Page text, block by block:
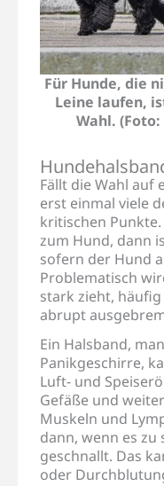
Für Hunde, die
Leine laufen,
Wahl.
Fällt die Wahl auf
erst einmal viele
kritischen
zum Hund, dann
sofern der Hund
Problematisch
stark zieht,
abrupt
Ein Halsband,
Panikgeschirre,
Luft- und
Gefäße und
Muskeln und
dann, wenn es zu
geschnallt. Das
oder